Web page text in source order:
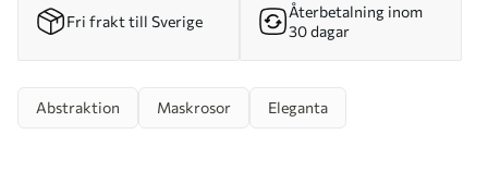
Fri frakt till Sverige
Återbetalning inom
30 dagar
Abstraktion Maskrosor Eleganta